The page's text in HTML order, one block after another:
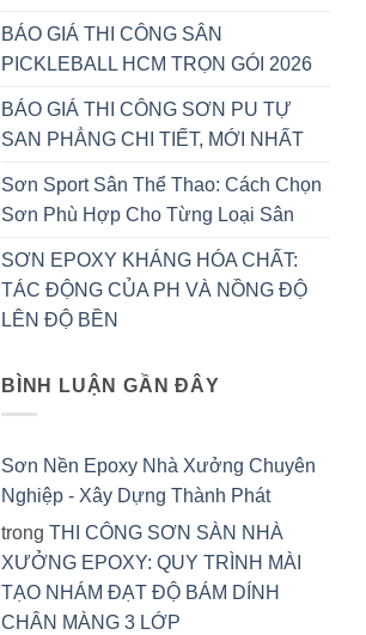
BÁO GIÁ THI CÔNG SÂN
PICKLEBALL HCM TRỌN GÓI 2026
BÁO GIÁ THI CÔNG SƠN PU TỰ
SAN PHẲNG CHI TIẾT, MỚI NHẤT
Sơn Sport Sân Thể Thao: Cách Chọn
Sơn Phù Hợp Cho Từng Loại Sân
SƠN EPOXY KHÁNG HÓA CHẤT:
TÁC ĐỘNG CỦA PH VÀ NỒNG ĐỘ
LÊN ĐỘ BỀN
BÌNH LUẬN GẦN ĐÂY
Sơn Nền Epoxy Nhà Xưởng Chuyên
Nghiệp - Xây Dựng Thành Phát
trong THI CÔNG SƠN SÀN NHÀ
XƯỞNG EPOXY: QUY TRÌNH MÀI
TẠO NHÁM ĐẠT ĐỘ BÁM DÍNH
CHÂN MÀNG 3 LỚP